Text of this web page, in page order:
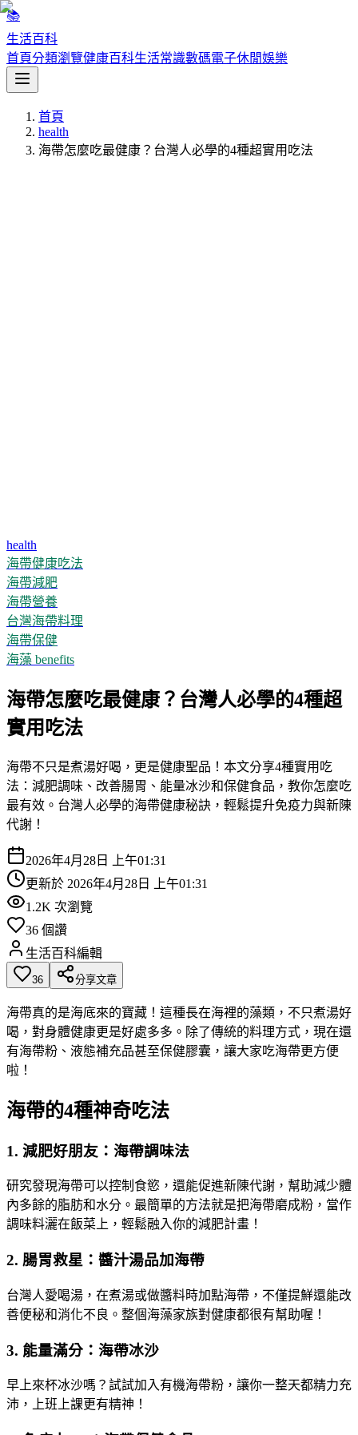
📚
生活百科
首頁分類瀏覽健康百科生活常識數碼電子休閒娛樂
首頁
health
海帶怎麼吃最健康？台灣人必學的4種超實用吃法
health
海帶健康吃法
海帶減肥
海帶營養
台灣海帶料理
海帶保健
海藻 benefits
海帶怎麼吃最健康？台灣人必學的4種超
實用吃法
海帶不只是煮湯好喝，更是健康聖品！本文分享4種實用吃
法：減肥調味、改善腸胃、能量冰沙和保健食品，教你怎麼吃
最有效。台灣人必學的海帶健康秘訣，輕鬆提升免疫力與新陳
代謝！
2026年4月28日 上午01:31
更新於 2026年4月28日 上午01:31
1.2K 次瀏覽
36 個讚
生活百科編輯
36 分享文章
海帶真的是海底來的寶藏！這種長在海裡的藻類，不只煮湯好
喝，對身體健康更是好處多多。除了傳統的料理方式，現在還
有海帶粉、液態補充品甚至保健膠囊，讓大家吃海帶更方便
啦！
海帶的4種神奇吃法
1. 減肥好朋友：海帶調味法
研究發現海帶可以控制食慾，還能促進新陳代謝，幫助減少體
內多餘的脂肪和水分。最簡單的方法就是把海帶磨成粉，當作
調味料灑在飯菜上，輕鬆融入你的減肥計畫！
2. 腸胃救星：醬汁湯品加海帶
台灣人愛喝湯，在煮湯或做醬料時加點海帶，不僅提鮮還能改
善便秘和消化不良。整個海藻家族對健康都很有幫助喔！
3. 能量滿分：海帶冰沙
早上來杯冰沙嗎？試試加入有機海帶粉，讓你一整天都精力充
沛，上班上課更有精神！